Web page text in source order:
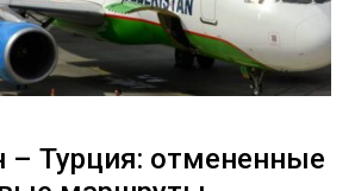
– Турция: отмененные